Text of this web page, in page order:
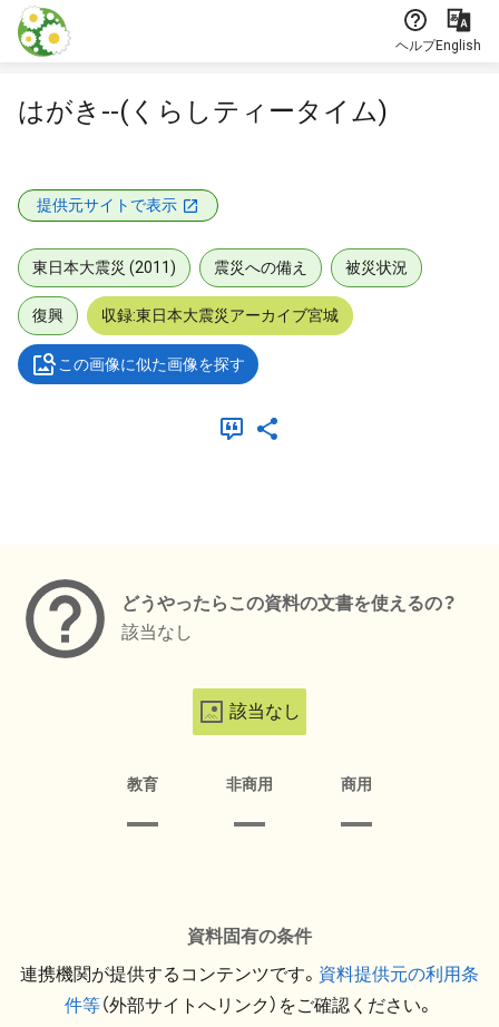
本文に飛ぶ
ヘルプEnglish
はがき--(くらしティータイム)
提供元サイトで表示
東日本大震災 (2011) 震災への備え 被災状況
復興 収録:東日本大震災アーカイブ宮城
この画像に似た画像を探す
どうやったらこの資料の文書を使えるの？
該当なし
該当なし
教育 非商用 商用
資料固有の条件
連携機関が提供するコンテンツです。 資料提供元の利用条
件等（外部サイトへリンク）をご確認ください。